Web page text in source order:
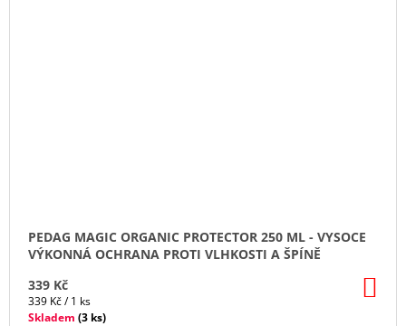
PEDAG MAGIC ORGANIC PROTECTOR 250 ML - VYSOCE
VÝKONNÁ OCHRANA PROTI VLHKOSTI A ŠPÍNĚ
339 Kč
Měrná
cena:
339 Kč / 1 ks
Skladem (3 ks)